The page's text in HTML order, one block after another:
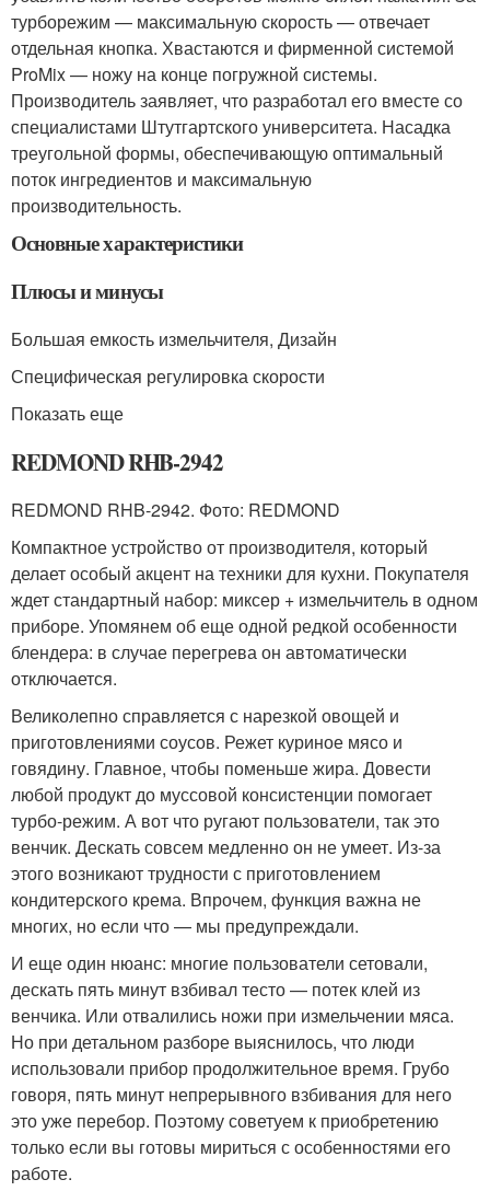
турборежим — максимальную скорость — отвечает
отдельная кнопка. Хвастаются и фирменной системой
ProMix — ножу на конце погружной системы.
Производитель заявляет, что разработал его вместе со
специалистами Штутгартского университета. Насадка
треугольной формы, обеспечивающую оптимальный
поток ингредиентов и максимальную
производительность.
Основные характеристики
Плюсы и минусы
Большая емкость измельчителя, Дизайн
Специфическая регулировка скорости
Показать еще
REDMOND RHB-2942
REDMOND RHB-2942. Фото: REDMOND
Компактное устройство от производителя, который
делает особый акцент на техники для кухни. Покупателя
ждет стандартный набор: миксер + измельчитель в одном
приборе. Упомянем об еще одной редкой особенности
блендера: в случае перегрева он автоматически
отключается.
Великолепно справляется с нарезкой овощей и
приготовлениями соусов. Режет куриное мясо и
говядину. Главное, чтобы поменьше жира. Довести
любой продукт до муссовой консистенции помогает
турбо-режим. А вот что ругают пользователи, так это
венчик. Дескать совсем медленно он не умеет. Из-за
этого возникают трудности с приготовлением
кондитерского крема. Впрочем, функция важна не
многих, но если что — мы предупреждали.
И еще один нюанс: многие пользователи сетовали,
дескать пять минут взбивал тесто — потек клей из
венчика. Или отвалились ножи при измельчении мяса.
Но при детальном разборе выяснилось, что люди
использовали прибор продолжительное время. Грубо
говоря, пять минут непрерывного взбивания для него
это уже перебор. Поэтому советуем к приобретению
только если вы готовы мириться с особенностями его
работе.